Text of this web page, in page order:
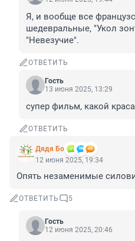
Я, и вообще все
шедевральные, "Укол
"Невезучие".
ОТВЕТИТЬ
Гость
13 июня 2025, 13:29
супер фильм, какой
ОТВЕТИТЬ
Дядя Бо
12 июня 2025, 19:34
Опять незаменимые
ОТВЕТИТЬ 5
Гость
12 июня 2025, 20:46